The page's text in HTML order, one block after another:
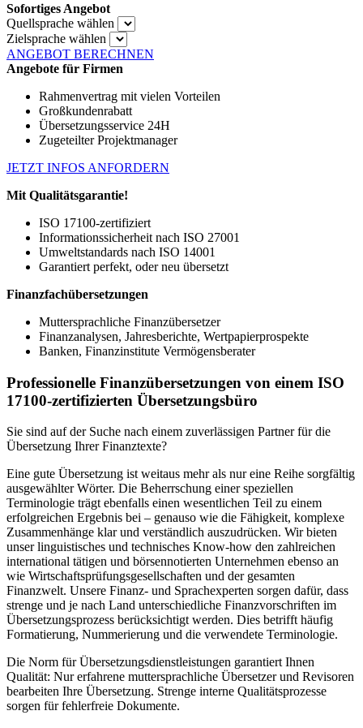
Sofortiges Angebot
Quellsprache wählen
Zielsprache wählen
ANGEBOT BERECHNEN
Angebote für Firmen
Rahmenvertrag mit vielen Vorteilen
Großkundenrabatt
Übersetzungsservice 24H
Zugeteilter Projektmanager
JETZT INFOS ANFORDERN
Mit Qualitätsgarantie!
ISO 17100-zertifiziert
Informationssicherheit nach ISO 27001
Umweltstandards nach ISO 14001
Garantiert perfekt, oder neu übersetzt
Finanzfachübersetzungen
Muttersprachliche Finanzübersetzer
Finanzanalysen, Jahresberichte, Wertpapierprospekte
Banken, Finanzinstitute Vermögensberater
Professionelle Finanzübersetzungen von einem ISO
17100-zertifizierten Übersetzungsbüro
Sie sind auf der Suche nach einem zuverlässigen Partner für die
Übersetzung Ihrer Finanztexte?
Eine gute Übersetzung ist weitaus mehr als nur eine Reihe sorgfältig
ausgewählter Wörter. Die Beherrschung einer speziellen
Terminologie trägt ebenfalls einen wesentlichen Teil zu einem
erfolgreichen Ergebnis bei – genauso wie die Fähigkeit, komplexe
Zusammenhänge klar und verständlich auszudrücken. Wir bieten
unser linguistisches und technisches Know-how den zahlreichen
international tätigen und börsennotierten Unternehmen ebenso an
wie Wirtschaftsprüfungsgesellschaften und der gesamten
Finanzwelt. Unsere Finanz- und Sprachexperten sorgen dafür, dass
strenge und je nach Land unterschiedliche Finanzvorschriften im
Übersetzungsprozess berücksichtigt werden. Dies betrifft häufig
Formatierung, Nummerierung und die verwendete Terminologie.
Die Norm für Übersetzungsdienstleistungen garantiert Ihnen
Qualität: Nur erfahrene muttersprachliche Übersetzer und Revisoren
bearbeiten Ihre Übersetzung. Strenge interne Qualitätsprozesse
sorgen für fehlerfreie Dokumente.